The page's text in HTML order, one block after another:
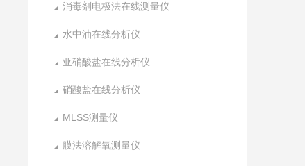
消毒剂电极法在线测量仪
水中油在线分析仪
亚硝酸盐在线分析仪
硝酸盐在线分析仪
MLSS测量仪
膜法溶解氧测量仪